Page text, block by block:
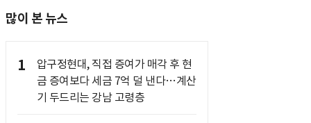
많이 본 뉴스
1
압구정현대, 직접 증여가 매각 후 현
금 증여보다 세금 7억 덜 낸다…계산
기 두드리는 강남 고령층